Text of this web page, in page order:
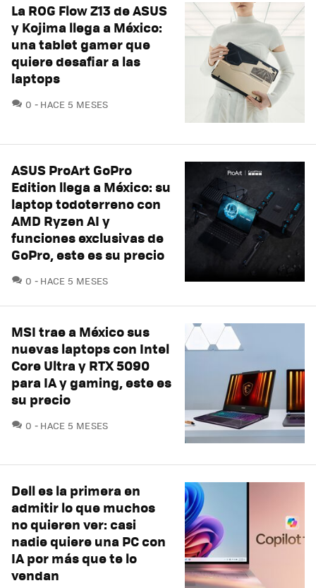
La ROG Flow Z13 de ASUS
y Kojima llega a México:
una tablet gamer que
quiere desafiar a las
laptops
0 COMENTARIOS
HACE 5 MESES
ASUS ProArt GoPro
Edition llega a México: su
laptop todoterreno con
AMD Ryzen AI y
funciones exclusivas de
GoPro, este es su precio
0 COMENTARIOS
HACE 5 MESES
MSI trae a México sus
nuevas laptops con Intel
Core Ultra y RTX 5090
para IA y gaming, este es
su precio
0 COMENTARIOS
HACE 5 MESES
Dell es la primera en
admitir lo que muchos
no quieren ver: casi
nadie quiere una PC con
IA por más que te lo
vendan